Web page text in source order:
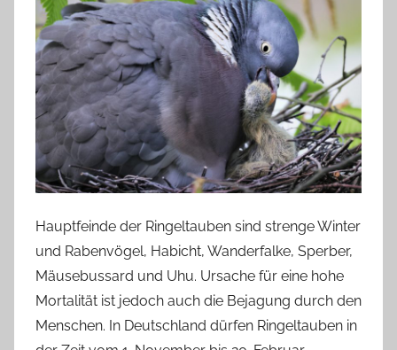
Hauptfeinde der Ringeltauben sind strenge Winter
und Rabenvögel, Habicht, Wanderfalke, Sperber,
Mäusebussard und Uhu. Ursache für eine hohe
Mortalität ist jedoch auch die Bejagung durch den
Menschen. In Deutschland dürfen Ringeltauben in